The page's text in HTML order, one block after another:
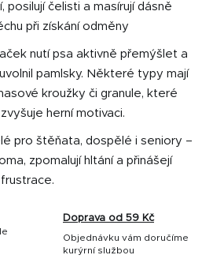
posilují čelisti a masírují dásně
při získání odměny
nutí psa aktivně přemýšlet a
pamlsky. Některé typy mají
kroužky či granule, které
herní motivaci.
pro štěňata, dospělé i seniory –
zpomalují hltání a přinášejí
Doprava od 59 Kč
Objednávku vám doručíme
kurýrní službou